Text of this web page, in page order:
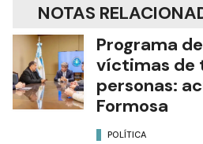
NOTAS
Programa
víctimas de
personas:
Formosa
POLÍTICA